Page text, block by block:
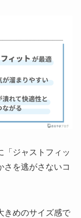
「ジャストフィッ
さを逃がさないコ
きめのサイズ感で